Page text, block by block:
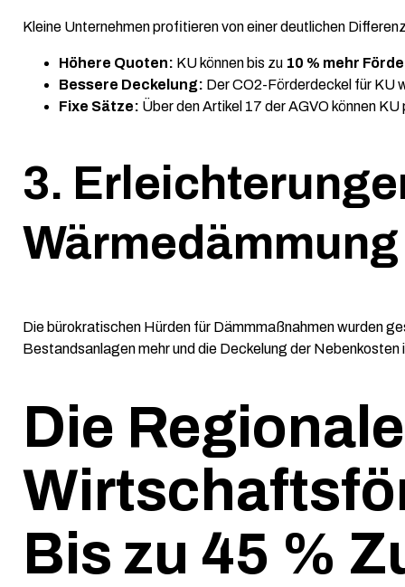
Kleine Unternehmen profitieren von einer deutlichen
Höhere Quoten: KU können bis zu 10 % mehr
Bessere Deckelung: Der CO2-Förderdeckel für KU
Fixe Sätze: Über den Artikel 17 der AGVO können
3.
Wärmedämmung
Die bürokratischen Hürden für Dämmmaßnahmen wurden
Bestandsanlagen mehr und die Deckelung der Nebenkosten
Die Regionale
Bis zu 45 %